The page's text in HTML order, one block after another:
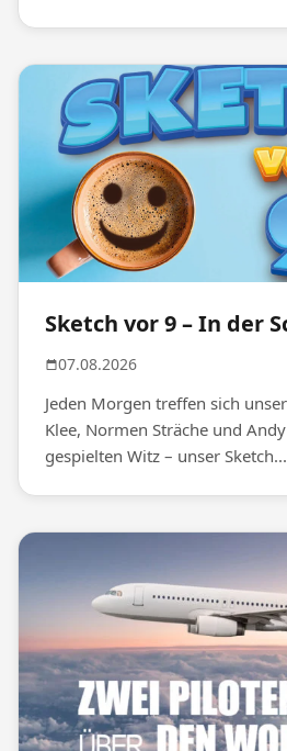
Sketch vor 9 – In der
07.08.2026
Jeden Morgen treffen sich
Klee, Normen Sträche und
gespielten Witz – unser Sketch...